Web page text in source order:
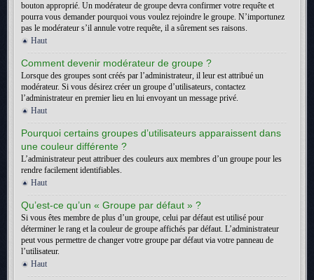
bouton approprié. Un modérateur de groupe devra confirmer votre requête et
pourra vous demander pourquoi vous voulez rejoindre le groupe. N’importunez
pas le modérateur s’il annule votre requête, il a sûrement ses raisons.
Haut
Comment devenir modérateur de groupe ?
Lorsque des groupes sont créés par l’administrateur, il leur est attribué un
modérateur. Si vous désirez créer un groupe d’utilisateurs, contactez
l’administrateur en premier lieu en lui envoyant un message privé.
Haut
Pourquoi certains groupes d’utilisateurs apparaissent dans
une couleur différente ?
L’administrateur peut attribuer des couleurs aux membres d’un groupe pour les
rendre facilement identifiables.
Haut
Qu’est-ce qu’un « Groupe par défaut » ?
Si vous êtes membre de plus d’un groupe, celui par défaut est utilisé pour
déterminer le rang et la couleur de groupe affichés par défaut. L’administrateur
peut vous permettre de changer votre groupe par défaut via votre panneau de
l’utilisateur.
Haut